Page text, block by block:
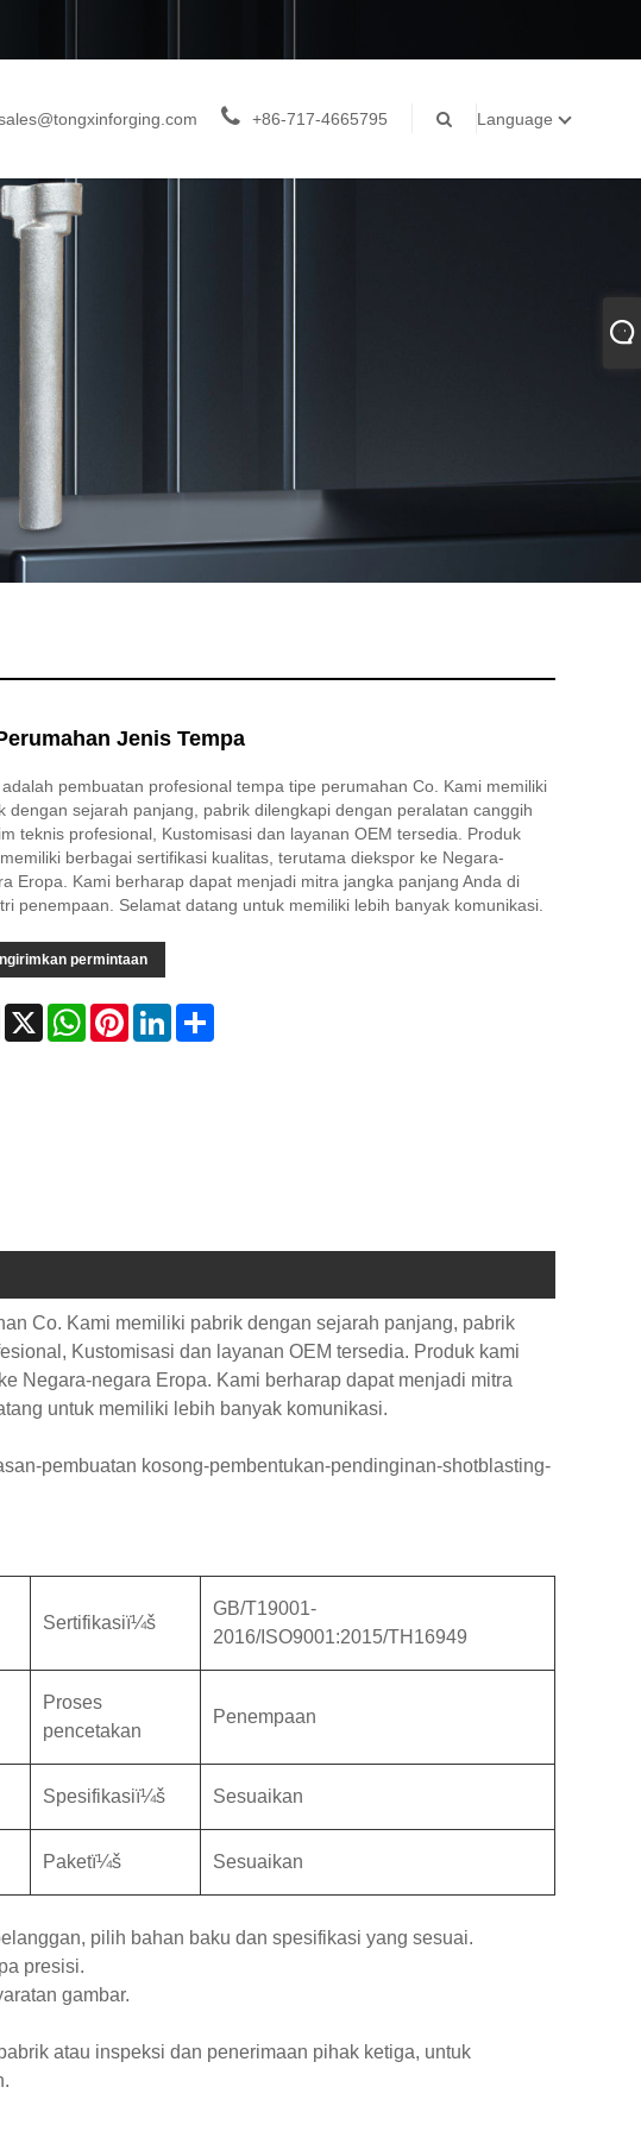
+86-717-4665795 Language
Jenis Tempa
adalah pembuatan profesional tempa tipe perumahan Co. Kami memiliki
dengan sejarah panjang, pabrik dilengkapi dengan peralatan canggih
teknis profesional, Kustomisasi dan layanan OEM tersedia. Produk
berbagai sertifikasi kualitas, terutama diekspor ke Negara-
Eropa. Kami berharap dapat menjadi mitra jangka panjang Anda di
penempaan. Selamat datang untuk memiliki lebih banyak komunikasi.
permintaan
Facebook
X WhatsAppPinterestLinkedInShare
Co. Kami memiliki pabrik dengan sejarah panjang, pabrik
Kustomisasi dan layanan OEM tersedia. Produk kami
Negara-negara Eropa. Kami berharap dapat menjadi mitra
untuk memiliki lebih banyak komunikasi.
pembuatan kosong-pembentukan-pendinginan-shotblasting-
Sertifikasiï¼š
GB/T19001-
2016/ISO9001:2015/TH16949
Proses
pencetakan
Penempaan
Spesifikasiï¼š Sesuaikan
Paketï¼š Sesuaikan
pilih bahan baku dan spesifikasi yang sesuai.
presisi.
gambar.
atau inspeksi dan penerimaan pihak ketiga, untuk